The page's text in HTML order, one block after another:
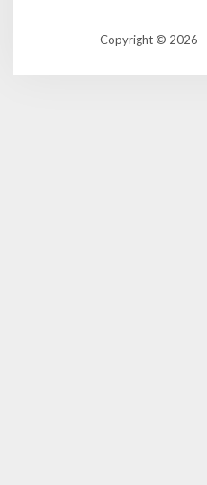
Copyright © 2026 -